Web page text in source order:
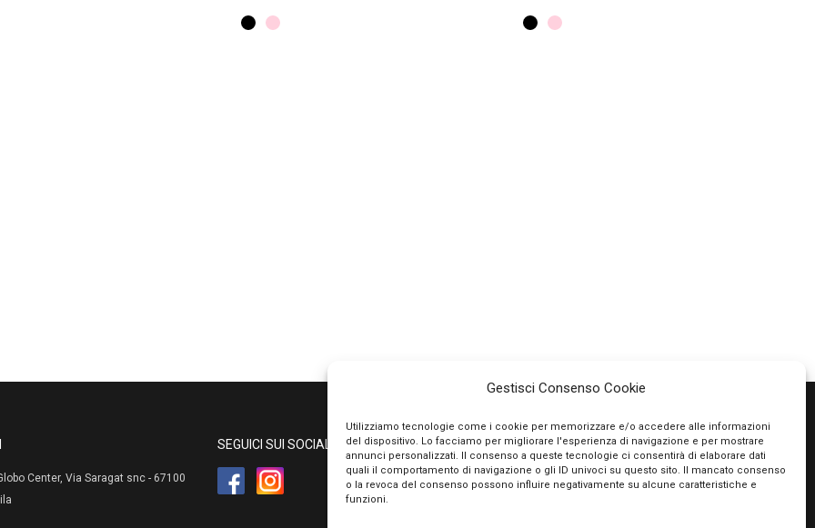
Gestisci Consenso Cookie
Utilizziamo tecnologie come i cookie per memorizzare e/o accedere alle informazioni
del dispositivo. Lo facciamo per migliorare l'esperienza di navigazione e per mostrare
annunci personalizzati. Il consenso a queste tecnologie ci consentirà di elaborare dati
quali il comportamento di navigazione o gli ID univoci su questo sito. Il mancato consenso
o la revoca del consenso possono influire negativamente su alcune caratteristiche e
funzioni.
Center, Via Saragat snc - 67100
SEGUICI SUI SOCIAL PAGAMENTI SICURI
Utilizziamo PayPal e Stripe per garantire la